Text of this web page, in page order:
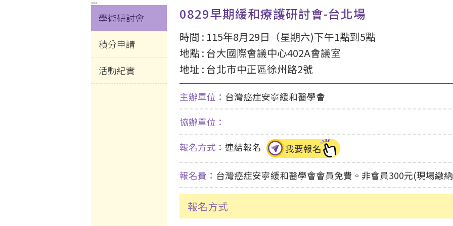
學術研討會
積分申請
活動紀實
0829早期緩和療護研討會-台北場
時間 : 115年8月29日（星期六)下午1點到5點
地點 : 台大國際會議中心402A會議室
地址 : 台北市中正區徐州路2號
主辦單位： 台灣癌症安寧緩和醫學會
協辦單位：
報名方式： 連結報名 我要報名
報名費： 台灣癌症安寧緩和醫學會會員免費。非會員300元(現場繳
報名方式